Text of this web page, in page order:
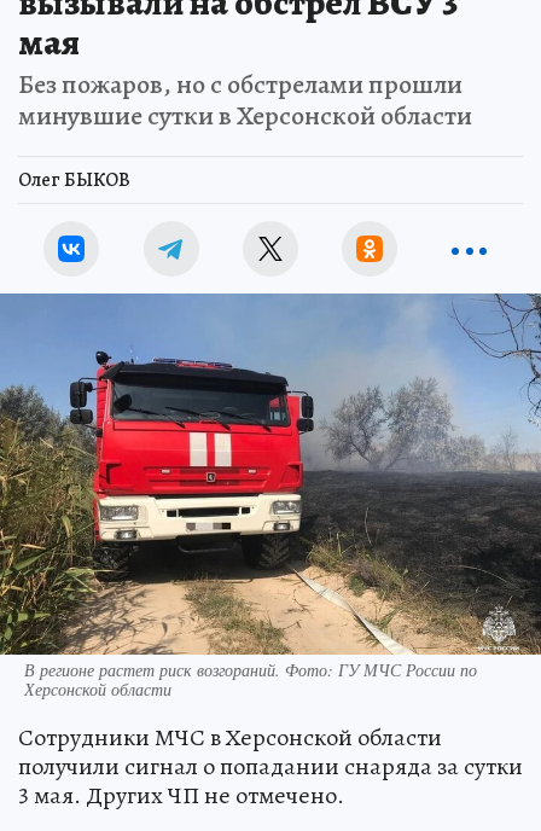
мая
Без пожаров, но с обстрелами прошли
минувшие сутки в Херсонской области
Олег БЫКОВ
В регионе растет риск возгораний. Фото: ГУ МЧС России по
Херсонской области
Сотрудники МЧС в Херсонской области
получили сигнал о попадании снаряда за сутки
3 мая. Других ЧП не отмечено.